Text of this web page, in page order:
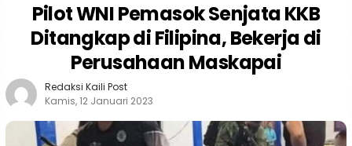
Pilot WNI Pemasok Senjata KKB
Ditangkap di Filipina, Bekerja di
Perusahaan Maskapai
Redaksi Kaili Post
Kamis, 12 Januari 2023